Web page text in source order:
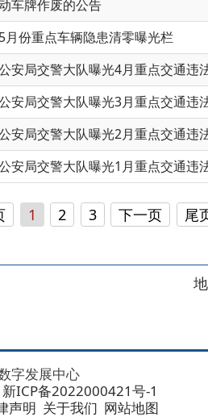
队曝光3月重点交通违法行...
队曝光2月重点交通违法行...
队曝光1月重点交通违法行...
2 3 下一页 尾页 共 74 条
地州市政府
号-1